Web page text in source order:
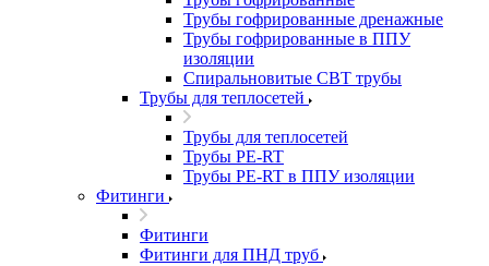
Трубы гофрированные дренажные
Трубы гофрированные в ППУ
изоляции
Спиральновитые СВТ трубы
Трубы для теплосетей
Трубы для теплосетей
Трубы PE-RT
Трубы PE-RT в ППУ изоляции
Фитинги
Фитинги
Фитинги для ПНД труб